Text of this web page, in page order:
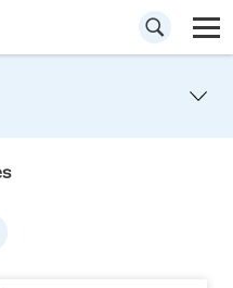
rechange qu'il